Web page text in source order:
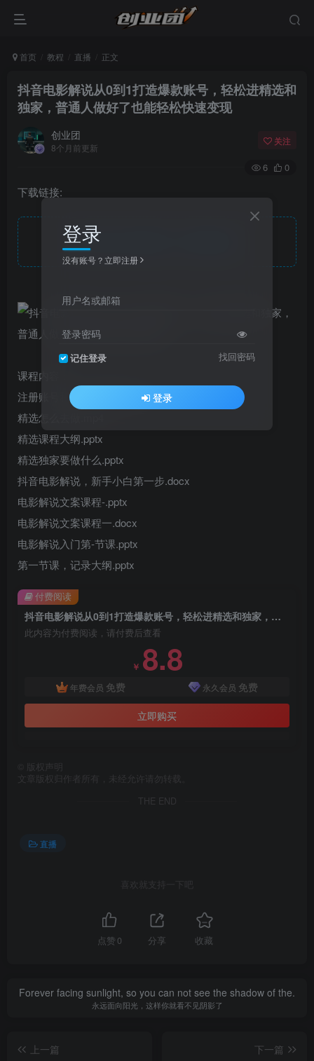
首页 教程 直播 正文
抖音电影解说从0到1打造爆款账号，轻松进精选和
独家，普通人做好了也能轻松快速变现
创业团
8个月前更新
关注
6 0
下载链接:
此处内容已隐藏，请付费后查看
课程内容：
注册账号和认识影视解说.mp4
精选怎么去做.mp4
精选课程大纲.pptx
精选独家要做什么.pptx
抖音电影解说，新手小白第一步.docx
电影解说文案课程-.pptx
电影解说文案课程一.docx
电影解说入门第-节课.pptx
第一节课，记录大纲.pptx
抖音电影解说从0到1打造爆款账号，轻松进精选和独家，普通人做好了也能轻松快速变现
此内容为付费阅读，请付费后查看
￥ 8.8
年费会员 免费 永久会员 免费
立即购买
付费阅读
版权声明
文章版权归作者所有，未经允许请勿转载。
THE END
直播
喜欢就支持一下吧
点赞 0 分享 收藏
Forever facing sunlight, so you can not see the shadow of the.
永远面向阳光，这样你就看不见阴影了
上一篇
下一篇
登录
没有账号？立即注册
用户名或邮箱
登录密码
记住登录 找回密码
登录